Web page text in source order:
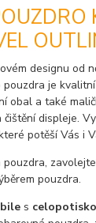
designu od
je
obal a také
displeje.
potěší Vás i
pouzdra.
s